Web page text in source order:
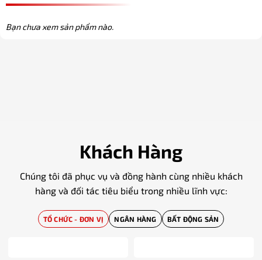
Bạn chưa xem sản phẩm nào.
Khách Hàng
Chúng tôi đã phục vụ và đồng hành cùng nhiều khách
hàng và đối tác tiêu biểu trong nhiều lĩnh vực:
TỔ CHỨC - ĐƠN VỊ NGÂN HÀNG BẤT ĐỘNG SẢN